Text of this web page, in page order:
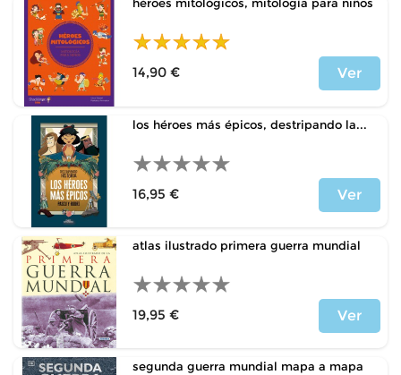
14,90 €
Ver
los héroes más épicos, destripando la...
16,95 €
Ver
atlas ilustrado primera guerra mundial
19,95 €
Ver
segunda guerra mundial mapa a mapa